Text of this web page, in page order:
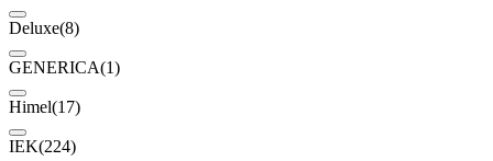
Deluxe(8)
GENERICA(1)
Himel(17)
IEK(224)